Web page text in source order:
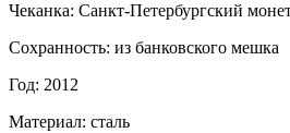
Чеканка: Санкт-Петербургский
Сохранность: из банковского мешка
Год: 2012
Материал: сталь